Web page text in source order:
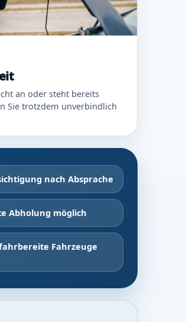
an oder steht bereits
Sie trotzdem unverbindlich
nach Absprache
Abholung möglich
Fahrzeuge